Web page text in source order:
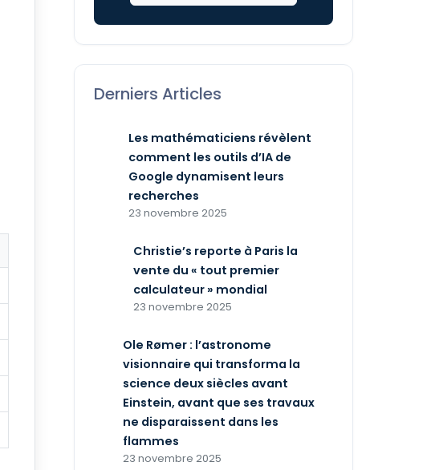
Derniers Articles
Les mathématiciens révèlent
comment les outils d’IA de
Google dynamisent leurs
recherches
23 novembre 2025
Christie’s reporte à Paris la
vente du « tout premier
calculateur » mondial
23 novembre 2025
Ole Rømer : l’astronome
visionnaire qui transforma la
science deux siècles avant
Einstein, avant que ses travaux
ne disparaissent dans les
flammes
23 novembre 2025